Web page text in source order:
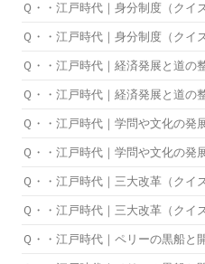
Ｑ・・江戸時代｜身分制度（クイ
Ｑ・・江戸時代｜身分制度（クイ
Ｑ・・江戸時代｜経済発展と道の
Ｑ・・江戸時代｜経済発展と道の
Ｑ・・江戸時代｜学問や文化の発
Ｑ・・江戸時代｜学問や文化の発
Ｑ・・江戸時代｜三大改革（クイ
Ｑ・・江戸時代｜三大改革（クイ
Ｑ・・江戸時代｜ペリーの黒船と